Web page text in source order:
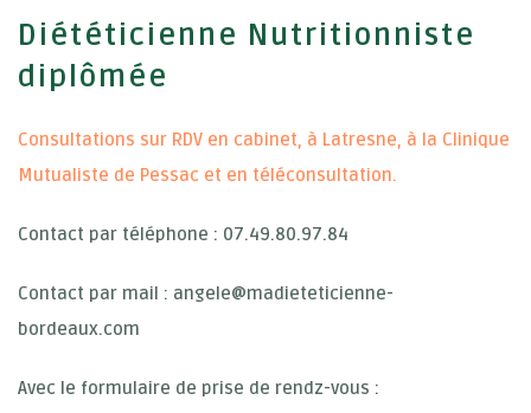
Diététicienne Nutritionniste
diplômée
Consultations sur RDV en cabinet, à Latresne, à la Clinique
Mutualiste de Pessac et en téléconsultation.
Contact par téléphone : 07.49.80.97.84
Contact par mail : angele@madieteticienne-
bordeaux.com
Avec le formulaire de prise de rendz-vous :